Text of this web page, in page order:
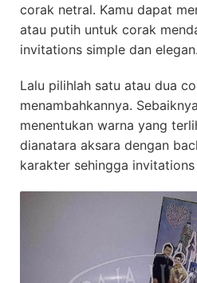
corak netral. Kamu dapat
atau putih untuk corak
invitations simple dan elegan.
Lalu pilihlah satu atau dua
menambahkannya.
menentukan warna yang
dianatara aksara dengan
karakter sehingga